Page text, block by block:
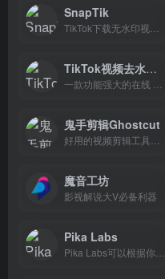
SnapTik
TikTok下载无水印视频，手机端网页下载
TikTok视频去水印下载
一款功能强大的在线 TikTok 下载工具
鬼手剪辑Ghostcut
好用的视频剪辑工具，自动剪辑，一键翻译
魔音工坊
影视解说大V必备利器
Pika Labs
Pika Labs可以根据你的描述词来生成视频。PikaLabs能够生成非常流畅的视频，甚至可以用于广告和电影制作。